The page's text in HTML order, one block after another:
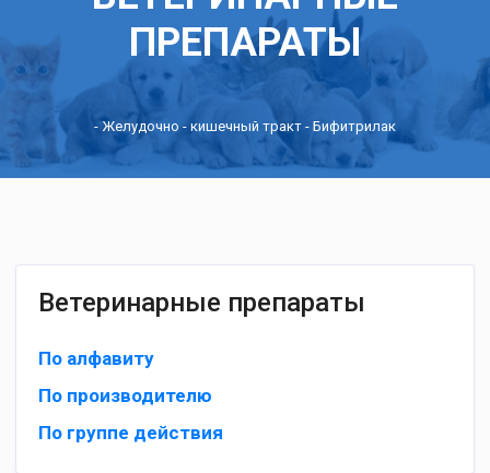
ПРЕПАРАТЫ
-Желудочно - кишечный тракт - Бифитрилак
Ветеринарные препараты
По алфавиту
По производителю
По группе действия